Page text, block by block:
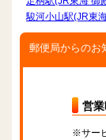
駿河小山駅(JR東
郵便局からのお
営業
※サー